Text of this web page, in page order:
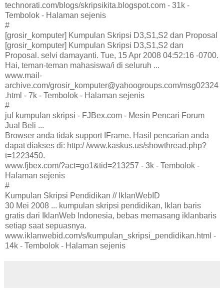
technorati.com/blogs/skripsikita.blogspot.com - 31k -
Tembolok - Halaman sejenis
#
[grosir_komputer] Kumpulan Skripsi D3,S1,S2 dan Proposal
[grosir_komputer] Kumpulan Skripsi D3,S1,S2 dan
Proposal. selvi damayanti. Tue, 15 Apr 2008 04:52:16 -0700.
Hai, teman-teman mahasiswa/i di seluruh ...
www.mail-
archive.com/grosir_komputer@yahoogroups.com/msg02324
.html - 7k - Tembolok - Halaman sejenis
#
jul kumpulan skripsi - FJBex.com - Mesin Pencari Forum
Jual Beli ...
Browser anda tidak support IFrame. Hasil pencarian anda
dapat diakses di: http:/ /www.kaskus.us/showthread.php?
t=1223450.
www.fjbex.com/?act=go1&tid=213257 - 3k - Tembolok -
Halaman sejenis
#
Kumpulan Skripsi Pendidikan // IklanWebID
30 Mei 2008 ... kumpulan skripsi pendidikan, Iklan baris
gratis dari IklanWeb Indonesia, bebas memasang iklanbaris
setiap saat sepuasnya.
www.iklanwebid.com/s/kumpulan_skripsi_pendidikan.html -
14k - Tembolok - Halaman sejenis